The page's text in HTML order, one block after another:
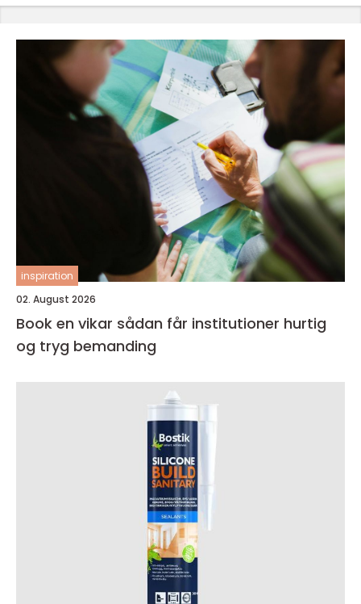
inspiration
02. August 2026
Book en vikar sådan får institutioner hurtig
og tryg bemanding